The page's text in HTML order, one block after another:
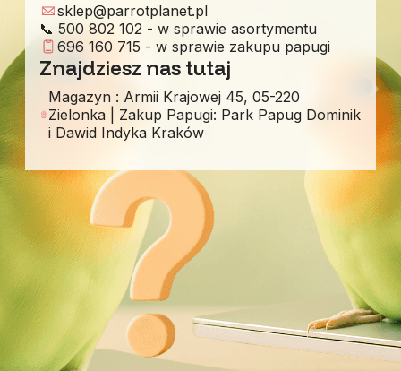
696 160 715 - w sprawie zakupu papugi
📞 500 802 102 - w sprawie asortymentu
sklep@parrotplanet.pl
Znajdziesz nas tutaj
Magazyn : Armii Krajowej 45, 05-220
Zielonka | Zakup Papugi: Park Papug Dominik
i Dawid Indyka Kraków